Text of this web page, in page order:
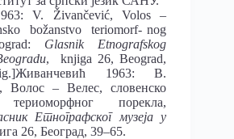
V. Živančević, Volos –
božanstvo teriomorf- nog
Glasnik Etnografskog
, knjiga 26, Beograd,
1963: В.
Волос – Велес, словенско
териоморфног порекла,
Етнографског музеја у
26, Београд, 39–65.